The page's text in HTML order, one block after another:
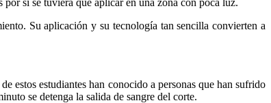
si se tuviera que aplicar en una zona con poca luz.
Su aplicación y su tecnología tan sencilla convierten a
estos estudiantes han conocido a personas que han sufrido
se detenga la salida de sangre del corte.